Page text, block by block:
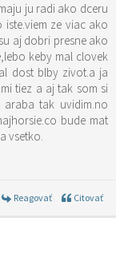
ju radi ako dceru
ze viac ako
aj dobri presne ako
keby mal clovek
dost blby zivot.a ja
tiez a aj tak som si
tak uvidim.no
bude mat
vsetko.
Reagovať Citovať